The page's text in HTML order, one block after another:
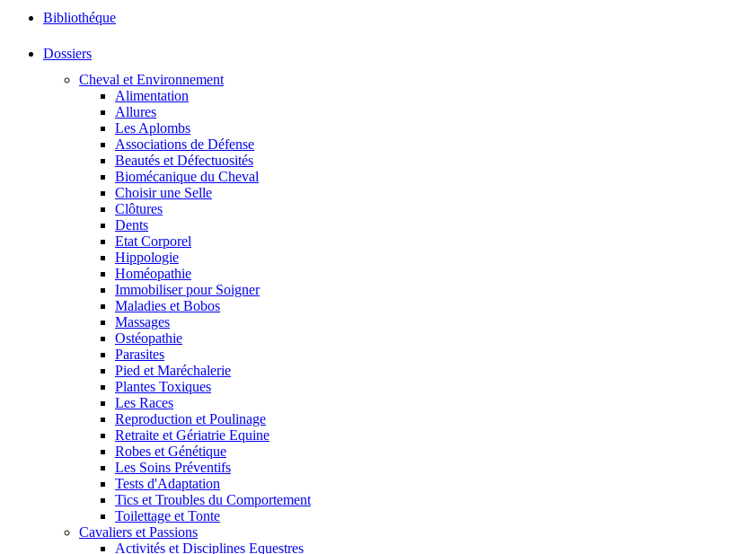
Bibliothéque
Dossiers
Cheval et Environnement
Alimentation
Allures
Les Aplombs
Associations de Défense
Beautés et Défectuosités
Biomécanique du Cheval
Choisir une Selle
Clôtures
Dents
Etat Corporel
Hippologie
Homéopathie
Immobiliser pour Soigner
Maladies et Bobos
Massages
Ostéopathie
Parasites
Pied et Maréchalerie
Plantes Toxiques
Les Races
Reproduction et Poulinage
Retraite et Gériatrie Equine
Robes et Génétique
Les Soins Préventifs
Tests d'Adaptation
Tics et Troubles du Comportement
Toilettage et Tonte
Cavaliers et Passions
Activités et Disciplines Equestres